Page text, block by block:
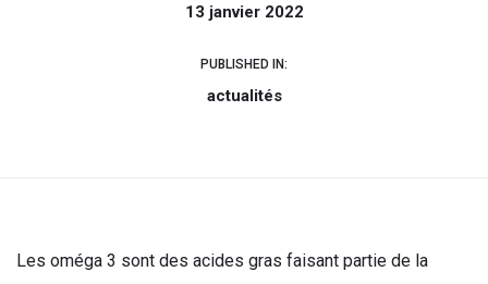
13 janvier 2022
PUBLISHED IN:
actualités
Les oméga 3 sont des acides gras faisant partie de la